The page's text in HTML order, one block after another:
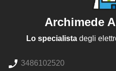
Archimede
Lo specialistadegli
3486102520